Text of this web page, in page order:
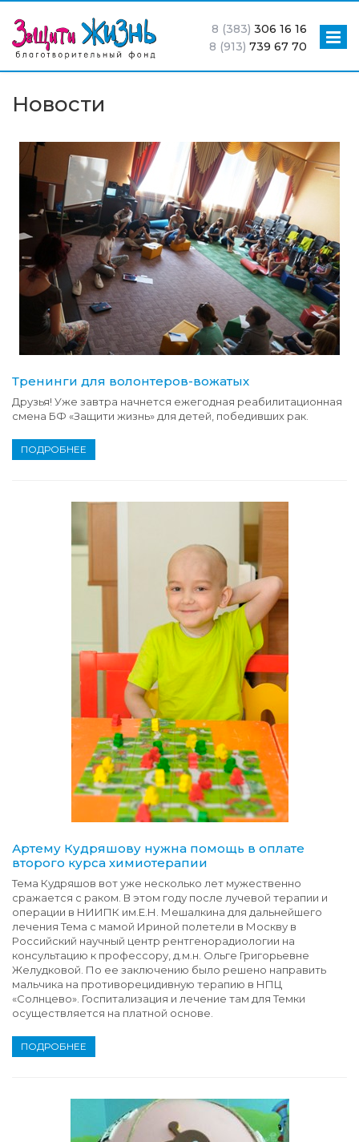
8 (383) 306 16 16
8 (913) 739 67 70
Новости
Тренинги для волонтеров-вожатых
Друзья! Уже завтра начнется ежегодная реабилитационная
смена БФ «Защити жизнь» для детей, победивших рак.
ПОДРОБНЕЕ
Артему Кудряшову нужна помощь в оплате
второго курса химиотерапии
Тема Кудряшов вот уже несколько лет мужественно
сражается с раком. В этом году после лучевой терапии и
операции в НИИПК им.Е.Н. Мешалкина для дальнейшего
лечения Тема с мамой Ириной полетели в Москву в
Российский научный центр рентгенорадиологии на
консультацию к профессору, д.м.н. Ольге Григорьевне
Желудковой. По ее заключению было решено направить
мальчика на противорецидивную терапию в НПЦ
«Солнцево». Госпитализация и лечение там для Темки
осуществляется на платной основе.
ПОДРОБНЕЕ